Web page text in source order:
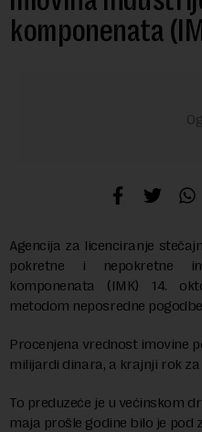
komponenata
Agencija za licenciranje
pokretne i nepokretne
komponenata (IMK) 14.
metodom neposredne
Procenjena vrednost imovine
milijardi dinara, a krajnji rok
To preduzeće je u većinskom
maja prošle godine bilo je pod